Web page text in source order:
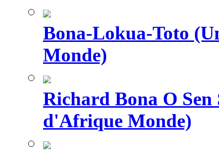
Bona-Lokua-Toto
Monde)
Richard Bona O Sen
d'Afrique Monde)